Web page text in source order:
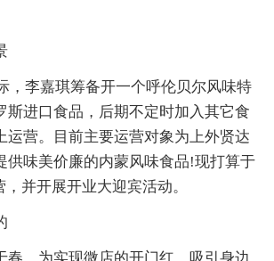
，李嘉琪筹备开一个呼伦贝尔风味特
斯进口食品，后期不定时加入其它食
运营。目前主要运营对象为上外贤达
供味美价廉的内蒙风味食品!现打算于
并开展开业大迎宾活动。